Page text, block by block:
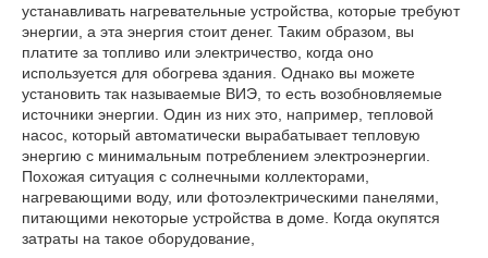
устанавливать нагревательные устройства, которые требуют
энергии, а эта энергия стоит денег. Таким образом, вы
платите за топливо или электричество, когда оно
используется для обогрева здания. Однако вы можете
установить так называемые ВИЭ, то есть возобновляемые
источники энергии. Один из них это, например, тепловой
насос, который автоматически вырабатывает тепловую
энергию с минимальным потреблением электроэнергии.
Похожая ситуация с солнечными коллекторами,
нагревающими воду, или фотоэлектрическими панелями,
питающими некоторые устройства в доме. Когда окупятся
затраты на такое оборудование,